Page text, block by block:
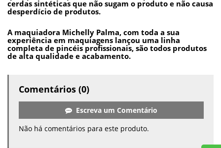
cerdas sintéticas que não sugam o produto e não causa
desperdício de produtos.
A maquiadora Michelly Palma, com toda a sua
experiência em maquiagens lançou uma linha
completa de pincéis profissionais, são todos produtos
de alta qualidade e acabamento.
Comentários (0)
Escreva um Comentário
Não há comentários para este produto.